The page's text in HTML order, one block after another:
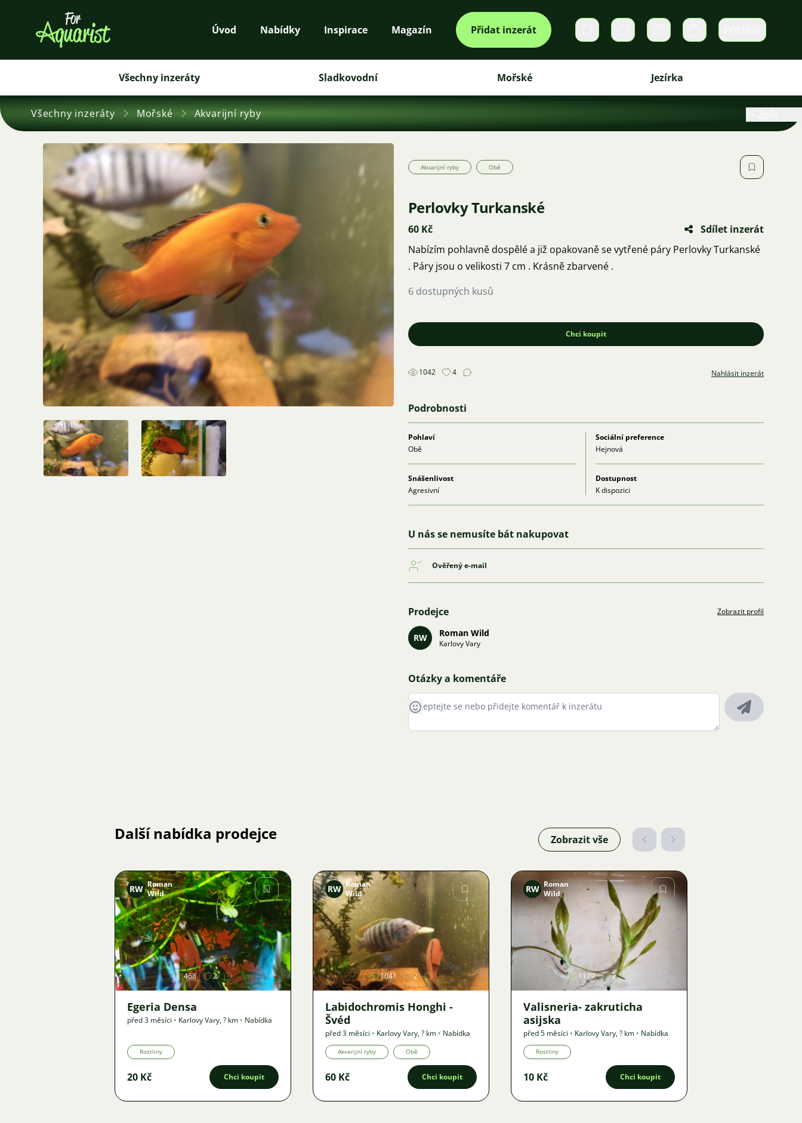
Úvod Nabídky Inspirace Magazín Přidat inzerát Soukromé zprávy Košík
Všechny inzeráty Sladkovodní Mořské Jezírka
Všechny inzeráty Mořské Akvarijní ryby
Akvarijní ryby Obě
Perlovky Turkanské
60 Kč
Sdílet inzerát
Nabízím pohlavně dospělé a již opakovaně se vytřené páry Perlovky Turkanské
. Páry jsou o velikosti 7 cm . Krásně zbarvené .
6 dostupných kusů
Chci koupit
1042 4 Nahlásit inzerát
Podrobnosti
Pohlaví
Obě
Sociální preference
Hejnová
Snášenlivost
Agresivní
Dostupnost
K dispozici
U nás se nemusíte bát nakupovat
Ověřený e-mail
Prodejce Zobrazit profil
RW Roman Wild
Karlovy Vary
Otázky a komentáře
Další nabídka prodejce Zobrazit vše
Obrázek
RW Roman
Wild
468 2
Egeria Densa
před 3 měsíci • Karlovy Vary,? km • Nabídka
Rostliny
20 Kč Chci koupit
Obrázek
RW Roman
Wild
1041 2
Labidochromis Honghi -
Švéd
před 3 měsíci • Karlovy Vary,? km • Nabídka
Akvarijní ryby Obě
60 Kč Chci koupit
Obrázek
RW Roman
Wild
1179 2
Valisneria- zakruticha
asijska
před 5 měsíci • Karlovy Vary,? km • Nabídka
Rostliny
10 Kč Chci koupit